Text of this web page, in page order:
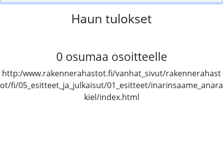
Haun tulokset
0 osumaa osoitteelle
http:/www.rakennerahastot.fi/vanhat_sivut/rakennerahast
ot/fi/05_esitteet_ja_julkaisut/01_esitteet/inarinsaame_anara
kiel/index.html